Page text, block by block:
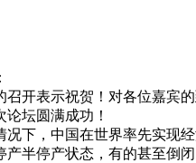
开表示祝贺！对各位嘉宾
坛圆满成功！
下，中国在世界率先实现
半停产状态，有的甚至倒